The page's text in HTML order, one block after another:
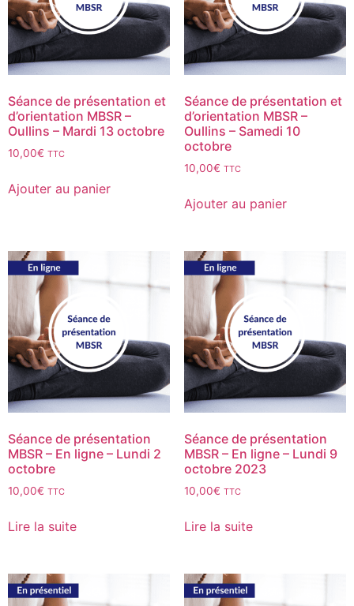
Séance de présentation et
d’orientation MBSR –
Oullins – Mardi 13 octobre
10,00€ TTC
Ajouter au panier
Séance de présentation et
d’orientation MBSR –
Oullins – Samedi 10
octobre
10,00€ TTC
Ajouter au panier
Séance de présentation
MBSR – En ligne – Lundi 2
octobre
10,00€ TTC
Lire la suite
Séance de présentation
MBSR – En ligne – Lundi 9
octobre 2023
10,00€ TTC
Lire la suite